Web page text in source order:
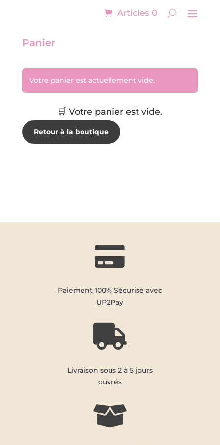
Articles 0
Panier
Votre panier est actuellement vide.
🛒 Votre panier est vide.
Retour à la boutique

Paiement 100% Sécurisé avec
UP2Pay

Livraison sous 2 à 5 jours
ouvrés
